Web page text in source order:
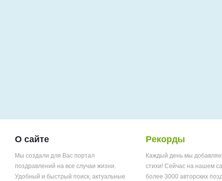
О сайте
Мы создали для Вас портал
поздравлений на все случаи жизни.
Удобный и быстрый поиск, актуальные
Рекорды
Каждый день мы
стихи! Сейчас на нашем
более 3000 авторских